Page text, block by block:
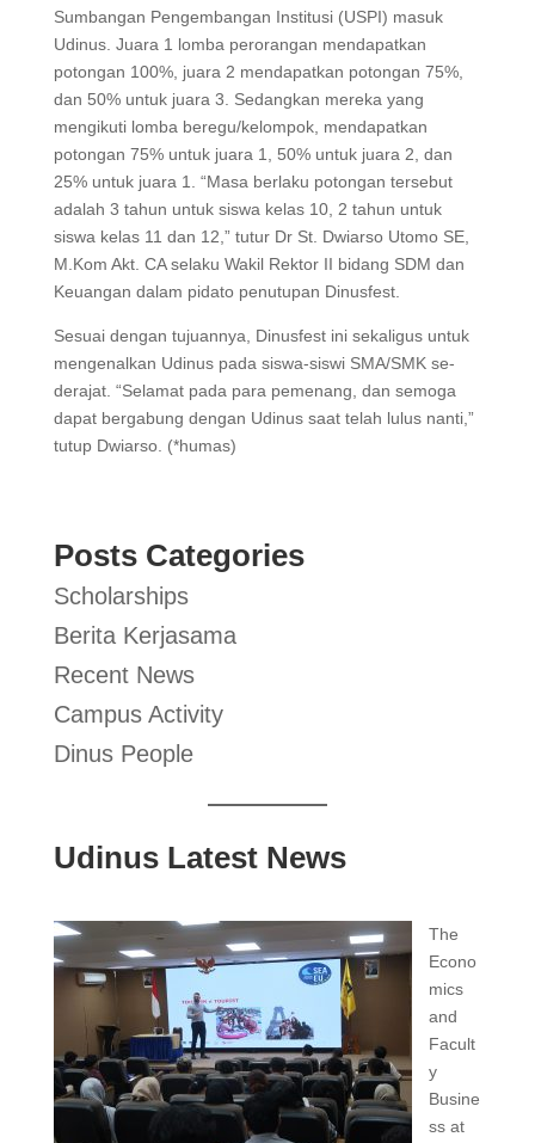
Sumbangan Pengembangan Institusi (USPI) masuk
Udinus. Juara 1 lomba perorangan mendapatkan
potongan 100%, juara 2 mendapatkan potongan 75%,
dan 50% untuk juara 3. Sedangkan mereka yang
mengikuti lomba beregu/kelompok, mendapatkan
potongan 75% untuk juara 1, 50% untuk juara 2, dan
25% untuk juara 1. “Masa berlaku potongan tersebut
adalah 3 tahun untuk siswa kelas 10, 2 tahun untuk
siswa kelas 11 dan 12,” tutur Dr St. Dwiarso Utomo SE,
M.Kom Akt. CA selaku Wakil Rektor II bidang SDM dan
Keuangan dalam pidato penutupan Dinusfest.
Sesuai dengan tujuannya, Dinusfest ini sekaligus untuk
mengenalkan Udinus pada siswa-siswi SMA/SMK se-
derajat. “Selamat pada para pemenang, dan semoga
dapat bergabung dengan Udinus saat telah lulus nanti,”
tutup Dwiarso. (*humas)
Posts Categories
Scholarships
Berita Kerjasama
Recent News
Campus Activity
Dinus People
Udinus Latest News
The
Econo
mics
and
Facult
y
Busine
ss at